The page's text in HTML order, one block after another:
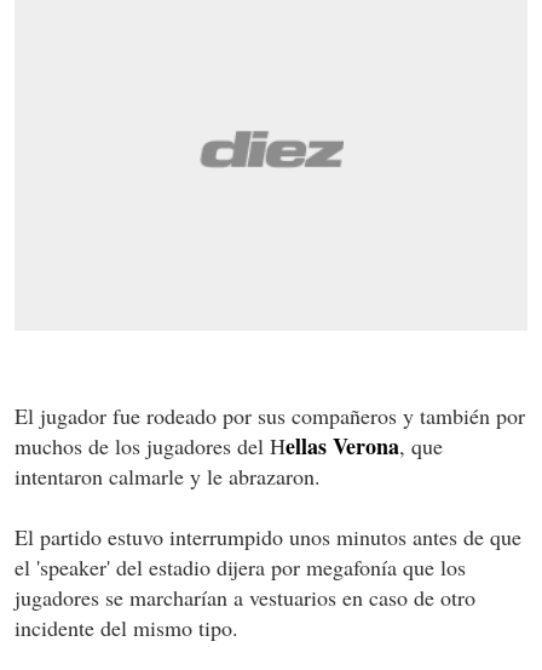
El jugador fue rodeado por sus compañeros y también por
muchos de los jugadores del Hellas Verona, que
intentaron calmarle y le abrazaron.
El partido estuvo interrumpido unos minutos antes de que
el 'speaker' del estadio dijera por megafonía que los
jugadores se marcharían a vestuarios en caso de otro
incidente del mismo tipo.